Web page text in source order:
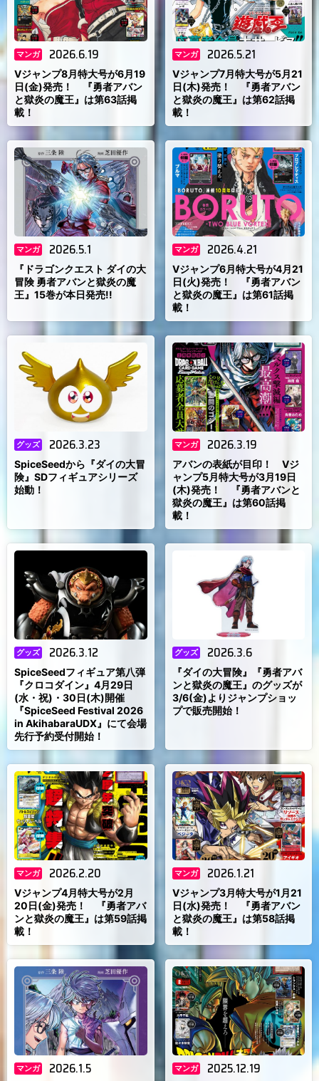
マンガ 2026.6.19
Vジャンプ8月特大号が6月19
日(金)発売！ 『勇者アバン
と獄炎の魔王』は第63話掲
載！
マンガ 2026.5.21
Vジャンプ7月特大号が5月21
日(木)発売！ 『勇者アバン
と獄炎の魔王』は第62話掲
載！
マンガ 2026.5.1
『ドラゴンクエスト ダイの大
冒険 勇者アバンと獄炎の魔
王』15巻が本日発売!!
マンガ 2026.4.21
Vジャンプ6月特大号が4月21
日(火)発売！ 『勇者アバン
と獄炎の魔王』は第61話掲
載！
グッズ 2026.3.23
SpiceSeedから『ダイの大冒
険』SDフィギュアシリーズ
始動！
マンガ 2026.3.19
アバンの表紙が目印！ Vジ
ャンプ5月特大号が3月19日
(木)発売！ 『勇者アバンと
獄炎の魔王』は第60話掲
載！
グッズ 2026.3.12
SpiceSeedフィギュア第八弾
『クロコダイン』4月29日
(水・祝)・30日(木)開催
『SpiceSeed Festival 2026
in AkihabaraUDX』にて会場
先行予約受付開始！
グッズ 2026.3.6
『ダイの大冒険』『勇者アバ
ンと獄炎の魔王』のグッズが
3/6(金)よりジャンプショッ
プで販売開始！
マンガ 2026.2.20
Vジャンプ4月特大号が2月
20日(金)発売！ 『勇者アバ
ンと獄炎の魔王』は第59話掲
載！
マンガ 2026.1.21
Vジャンプ3月特大号が1月21
日(水)発売！ 『勇者アバン
と獄炎の魔王』は第58話掲
載！
マンガ 2026.1.5 マンガ 2025.12.19